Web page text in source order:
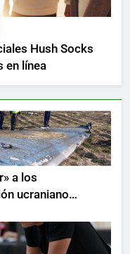
Hush Socks
en línea
a los
ucraniano